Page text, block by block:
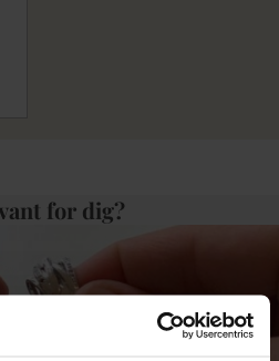
for dig?